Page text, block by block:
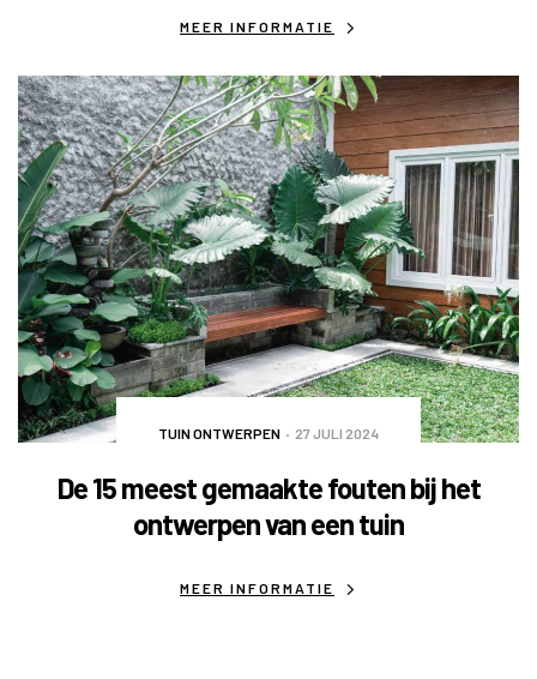
MEER INFORMATIE
TUIN ONTWERPEN 27 JULI 2024
De 15 meest gemaakte fouten bij het
ontwerpen van een tuin
MEER INFORMATIE